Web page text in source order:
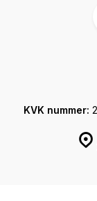
KVK nummer: